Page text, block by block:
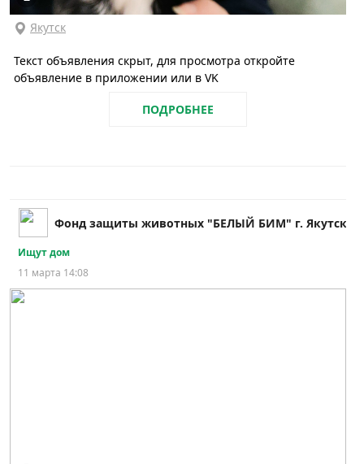
Якутск
Текст объявления скрыт, для просмотра откройте
объявление в приложении или в VK
ПОДРОБНЕЕ
Фонд защиты животных "БЕЛЫЙ БИМ" г. Якутск
Ищут дом
11 марта 14:08